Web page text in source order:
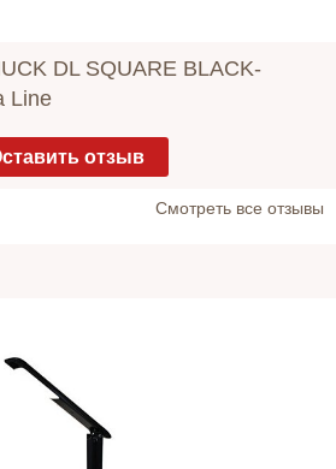
DL SQUARE BLACK-
Line
отзыв
Cмотреть все отзывы